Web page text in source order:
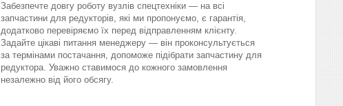
Забезпечте довгу роботу вузлів спецтехніки — на всі
запчастини для редукторів, які ми пропонуємо, є гарантія,
додатково перевіряємо їх перед відправленням клієнту.
Задайте цікаві питання менеджеру — він проконсультується
за термінами постачання, допоможе підібрати запчастину для
редуктора. Уважно ставимося до кожного замовлення
незалежно від його обсягу.